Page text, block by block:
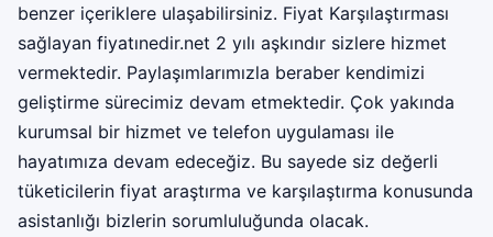
benzer içeriklere ulaşabilirsiniz. Fiyat Karşılaştırması
sağlayan fiyatınedir.net 2 yılı aşkındır sizlere hizmet
vermektedir. Paylaşımlarımızla beraber kendimizi
geliştirme sürecimiz devam etmektedir. Çok yakında
kurumsal bir hizmet ve telefon uygulaması ile
hayatımıza devam edeceğiz. Bu sayede siz değerli
tüketicilerin fiyat araştırma ve karşılaştırma konusunda
asistanlığı bizlerin sorumluluğunda olacak.